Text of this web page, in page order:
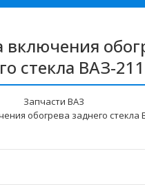
стекла ВАЗ-
Запчасти ВАЗ
обогрева заднего стекла